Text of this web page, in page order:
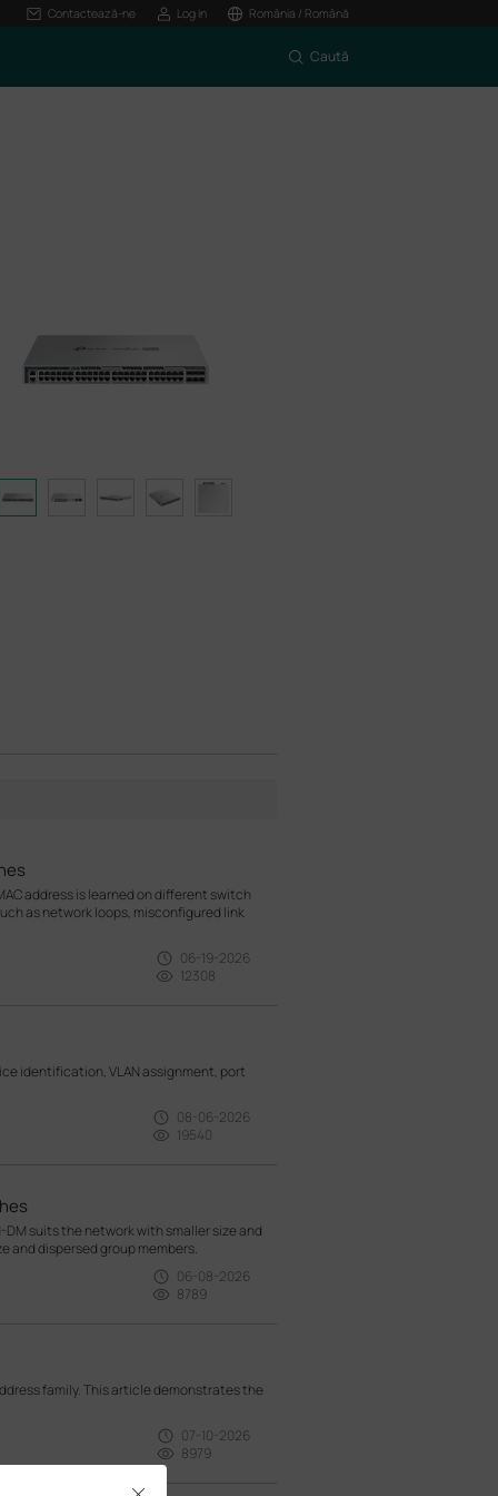
Contactează-ne Log In România / Română
Caută
address is learned on different switch
as network loops, misconfigured link
06-19-2026
12308
identification, VLAN assignment, port
08-06-2026
19540
DM suits the network with smaller size and
and dispersed group members.
06-08-2026
8789
family. This article demonstrates the
07-10-2026
8979